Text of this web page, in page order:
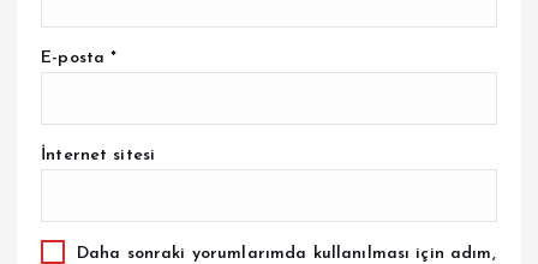
E-posta*
İnternet sitesi
Daha sonraki yorumlarımda kullanılması için adım,